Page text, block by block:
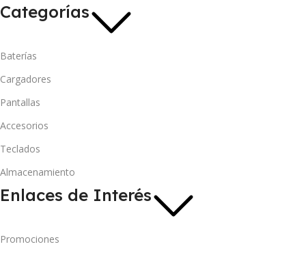
Categorías
Baterías
Cargadores
Pantallas
Accesorios
Teclados
Almacenamiento
Enlaces de Interés
Promociones